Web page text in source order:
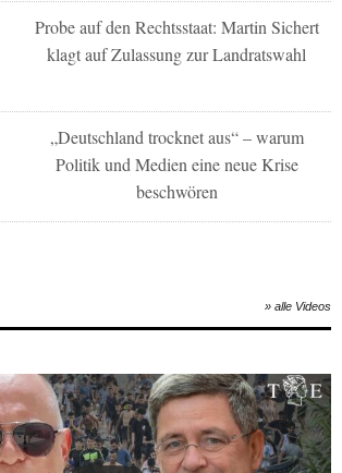
Probe auf den Rechtsstaat: Martin Sichert
klagt auf Zulassung zur Landratswahl
„Deutschland trocknet aus“ – warum
Politik und Medien eine neue Krise
beschwören
» alle Videos